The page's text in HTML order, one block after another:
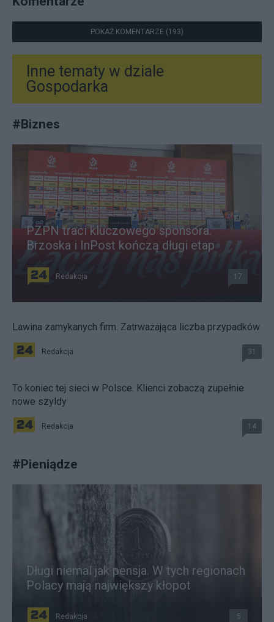
POKAŻ KOMENTARZE (193)
Inne tematy w dziale
Gospodarka
#Biznes
PZPN traci kluczowego sponsora.
Brzoska i InPost kończą długi etap
Redakcja 17
Lawina zamykanych firm. Zatrważająca liczba przypadków
Redakcja 31
To koniec tej sieci w Polsce. Klienci zobaczą zupełnie
nowe szyldy
Redakcja 14
#Pieniądze
Długi niemal jak pensja. W tych regionach
Polacy mają największy kłopot
Redakcja 5